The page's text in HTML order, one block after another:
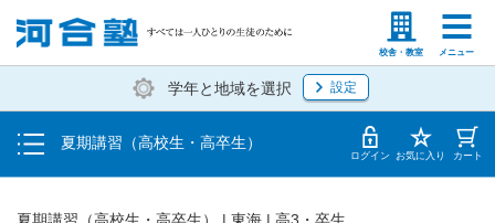
校舎・教室 メニュー
塾生の方 高等学校の先生
学年と地域を選択 設定
夏期講習（高校生・高卒生）
受講料・お申し込み方法
受講開始までの流れ
校舎・教室一覧 ログイン お気に入り カート